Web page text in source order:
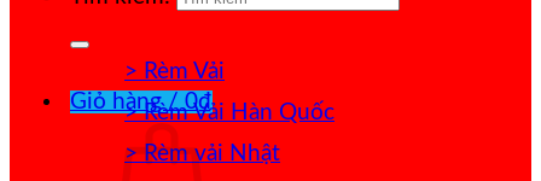
Giỏ hàng /0₫
> Rèm Vải
> Rèm Vải Hàn Quốc
> Rèm vải Nhật